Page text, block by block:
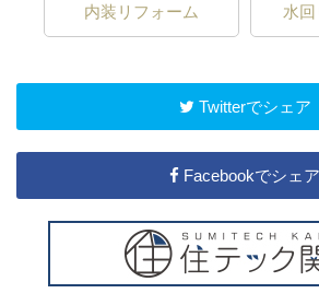
内装リフォーム 水
Twitterでシェア
Facebookでシェア